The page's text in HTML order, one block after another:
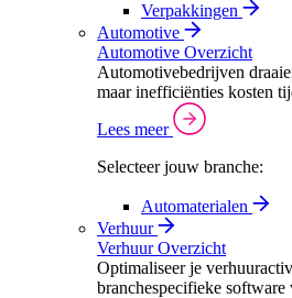
Verpakkingen
Automotive
Automotive Overzicht
Automotivebedrijven
maar inefficiënties kosten
Lees meer
Selecteer jouw branche:
Automaterialen
Verhuur
Verhuur Overzicht
Optimaliseer je
branchespecifieke software